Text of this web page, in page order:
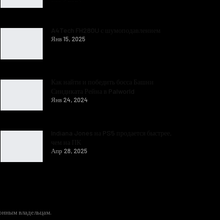
Янв 15, 2025
Янв 24, 2024
Апр 28, 2025
владельцам.